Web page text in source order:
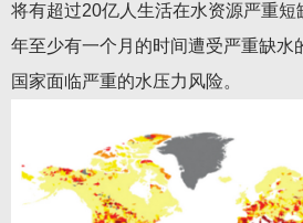
将有超过20亿人生活在水资源严重
年至少有一个月的时间遭受严重缺水
国家面临严重的水压力风险。